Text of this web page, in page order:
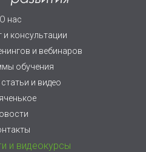
О нас
и консультации
и вебинаров
обучения
и видео
и видеокурсы